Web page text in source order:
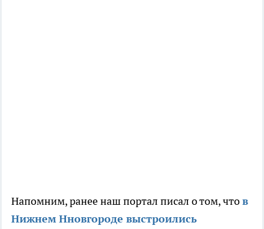
Напомним, ранее наш портал писал о том, чтов
Нижнем Нновгороде выстроились